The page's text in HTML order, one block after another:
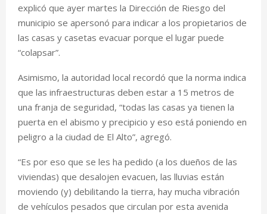
explicó que ayer martes la Dirección de Riesgo del
municipio se apersonó para indicar a los propietarios de
las casas y casetas evacuar porque el lugar puede
“colapsar”.
Asimismo, la autoridad local recordó que la norma indica
que las infraestructuras deben estar a 15 metros de
una franja de seguridad, “todas las casas ya tienen la
puerta en el abismo y precipicio y eso está poniendo en
peligro a la ciudad de El Alto”, agregó.
“Es por eso que se les ha pedido (a los dueños de las
viviendas) que desalojen evacuen, las lluvias están
moviendo (y) debilitando la tierra, hay mucha vibración
de vehículos pesados que circulan por esta avenida